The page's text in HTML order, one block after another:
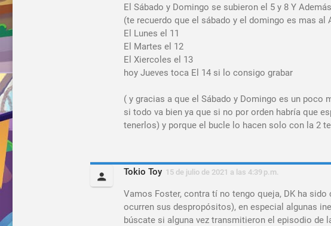
El Sábado y Domingo se subieron el 5 y 8 Y
(te recuerdo que el sábado y el domingo es mas al
El Lunes el 11
El Martes el 12
El Xiercoles el 13
hoy Jueves toca El 14 si lo consigo grabar
( y gracias a que el Sábado y Domingo es un
si todo va bien ya que si no por orden habría que
tenerlos) y porque el bucle lo hacen solo con la 2
Tokio Toy 15 de julio de 2021 a las 4:39 p.m.
Vamos Foster, contra tí no tengo queja, DK ha
ocurren sus despropósitos), en especial algunas
búscate si alguna vez transmitieron el episodio de